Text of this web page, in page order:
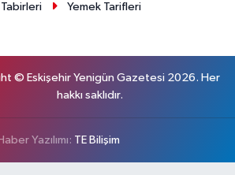
Tabirleri Yemek Tarifleri
© Eskişehir Yenigün Gazetesi 2026. Her
hakkı saklıdır.
Yazılımı: TE Bilişim